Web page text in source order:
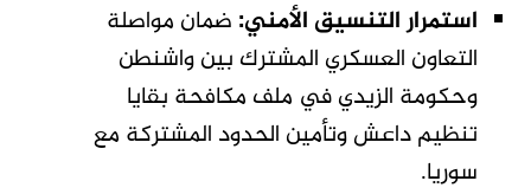
استمرار التنسيق الأمني: ضمان مواصلة
التعاون العسكري المشترك بين واشنطن
وحكومة الزيدي في ملف مكافحة بقايا
تنظيم داعش وتأمين الحدود المشتركة مع
سوريا.